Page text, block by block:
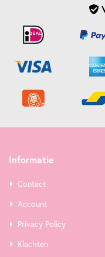
Informatie
Contact
Account
Privacy Policy
Klachten